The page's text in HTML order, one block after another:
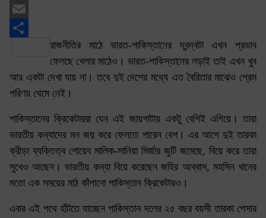
Twitter
Email
Share
রাজনীতির মাঠে ভারত-পাকিস্তানের দ্বন্দ্বটা এখন প্রভাব
ফেলছে খেলার মাঠেও। ভারত-পাকিস্তানের লড়াই তাই এখন খুব
আর একটা দেখা যায় না। তবে দুই দেশের মধ্যে এত বৈরিতার মাঝেও প্রেম
পরিণয় থেমে নেই।
পাকিস্তানের ক্রিকেটাররা যেন এই জায়গাটায় একটু বেশিই এগিয়ে। তারা
ভারতীয় কন্যাদের মন জয় করে ফেলতে পারেন বেশ। এর আগে দুই তারকা
ক্রীড়া ব্যক্তিত্ব শোয়েব মালিক-সানিয়া মির্জার জুটি জমেছে, বিয়ে করে তারা
সুখেও আছেন। ভারতীয় কন্যা বিয়ে করেছেন জহির আব্বাস, মহসিন খানের
মতো এক সময়ের মাঠ কাঁপানো পাকিস্তান ক্রিকেটারও।
এবার এই পথে হাঁটতে যাচ্ছেন পাকিস্তান দলের ২৫ বছর বয়সী তারকা পেসার